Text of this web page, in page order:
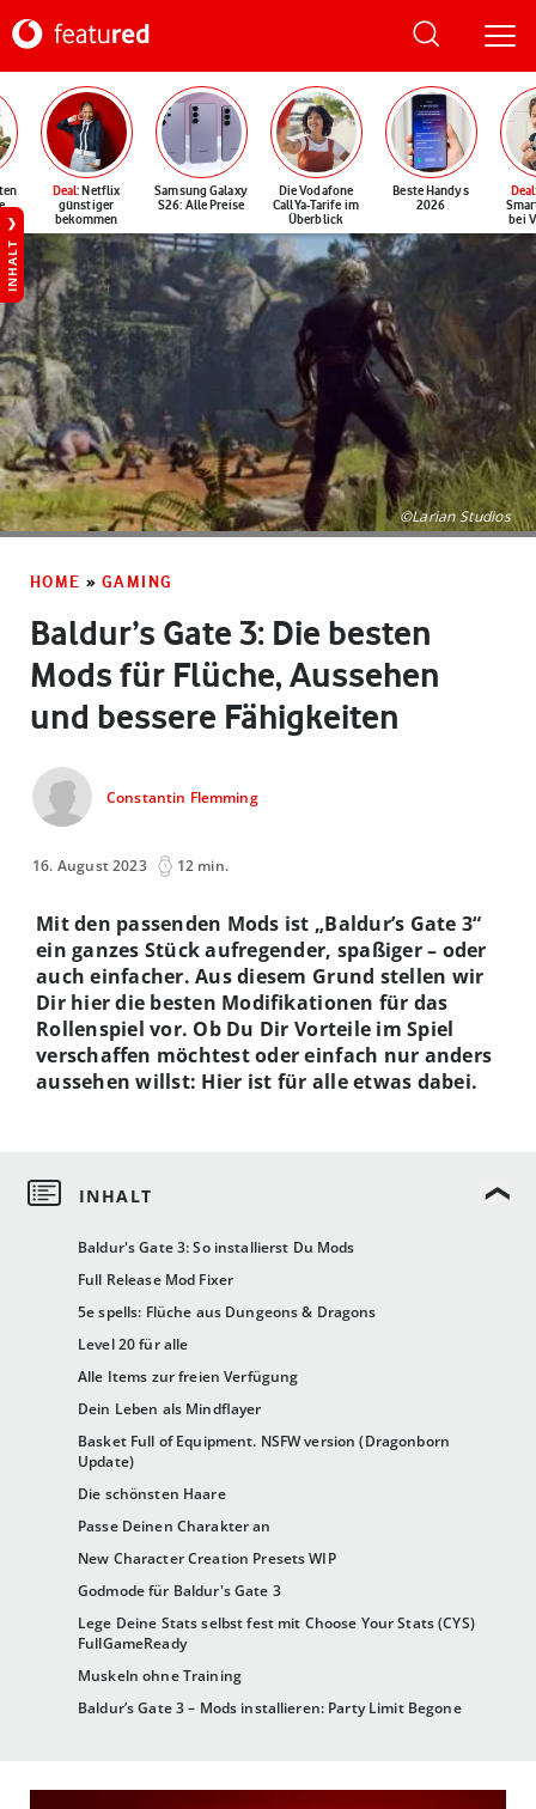
Deal: Netflix
günstiger
bekommen
Samsung Galaxy
S26: Alle Preise
Die Vodafone
CallYa-Tarife im
Überblick
Beste Handys
2026
Deal
bei
INHALT
©Larian Studios
HOME » GAMING
Baldur’s Gate 3: Die besten
Mods für Flüche, Aussehen
und bessere Fähigkeiten
Constantin Flemming
16. August 2023 12 min.
Baldur's Gate 3: So installierst Du Mods
Full Release Mod Fixer
5e spells: Flüche aus Dungeons & Dragons
Level 20 für alle
Alle Items zur freien Verfügung
Dein Leben als Mindflayer
Basket Full of Equipment. NSFW version (Dragonborn
Update)
Die schönsten Haare
Passe Deinen Charakter an
New Character Creation Presets WIP
Godmode für Baldur's Gate 3
Lege Deine Stats selbst fest mit Choose Your Stats (CYS)
FullGameReady
Muskeln ohne Training
Baldur’s Gate 3 – Mods installieren: Party Limit Begone
Mit den passenden Mods ist „Baldur’s Gate 3“
ein ganzes Stück aufregender, spaßiger – oder
auch einfacher. Aus diesem Grund stellen wir
Dir hier die besten Modifikationen für das
Rollenspiel vor. Ob Du Dir Vorteile im Spiel
verschaffen möchtest oder einfach nur anders
aussehen willst: Hier ist für alle etwas dabei.